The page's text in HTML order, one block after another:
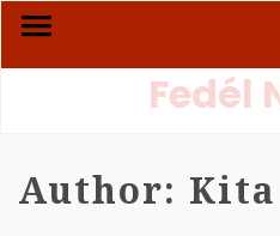
Fedél
Author: Kita